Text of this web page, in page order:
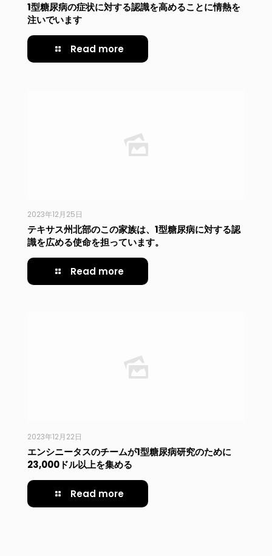
1型糖尿病の症状に対する認識を高めることに情熱を
注いでいます
Read more
2023年12月25日
テキサス州北部のこの家族は、1型糖尿病に対する認
識を広める使命を担っています。
Read more
2023年12月22日
エンシニータスのチームが1型糖尿病研究のために
23,000ドル以上を集める
Read more